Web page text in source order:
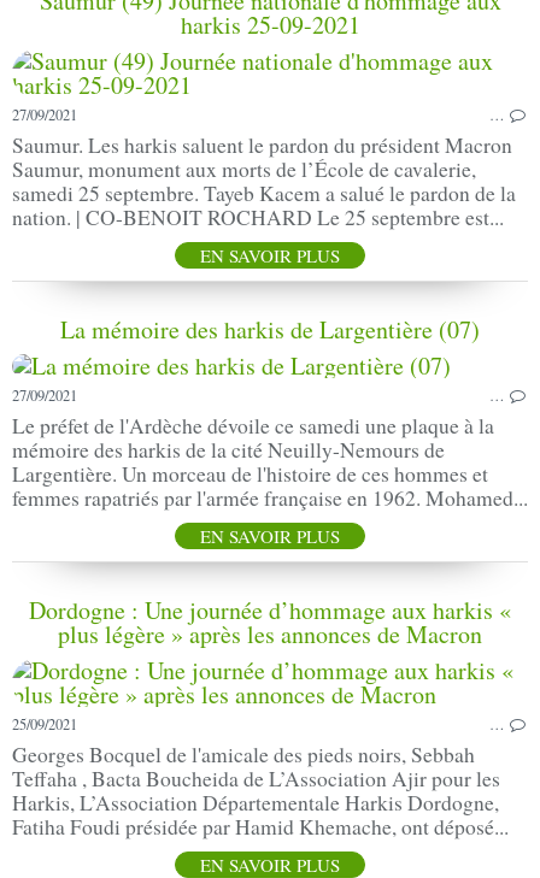
harkis 25-09-2021
27/09/2021 …
Saumur. Les harkis saluent le pardon du président Macron
Saumur, monument aux morts de l’École de cavalerie,
samedi 25 septembre. Tayeb Kacem a salué le pardon de la
nation. | CO-BENOIT ROCHARD Le 25 septembre est...
EN SAVOIR PLUS
La mémoire des harkis de Largentière (07)
27/09/2021 …
Le préfet de l'Ardèche dévoile ce samedi une plaque à la
mémoire des harkis de la cité Neuilly-Nemours de
Largentière. Un morceau de l'histoire de ces hommes et
femmes rapatriés par l'armée française en 1962. Mohamed...
EN SAVOIR PLUS
Dordogne : Une journée d’hommage aux harkis «
plus légère » après les annonces de Macron
25/09/2021 …
Georges Bocquel de l'amicale des pieds noirs, Sebbah
Teffaha , Bacta Boucheida de L’Association Ajir pour les
Harkis, L’Association Départementale Harkis Dordogne,
Fatiha Foudi présidée par Hamid Khemache, ont déposé...
EN SAVOIR PLUS